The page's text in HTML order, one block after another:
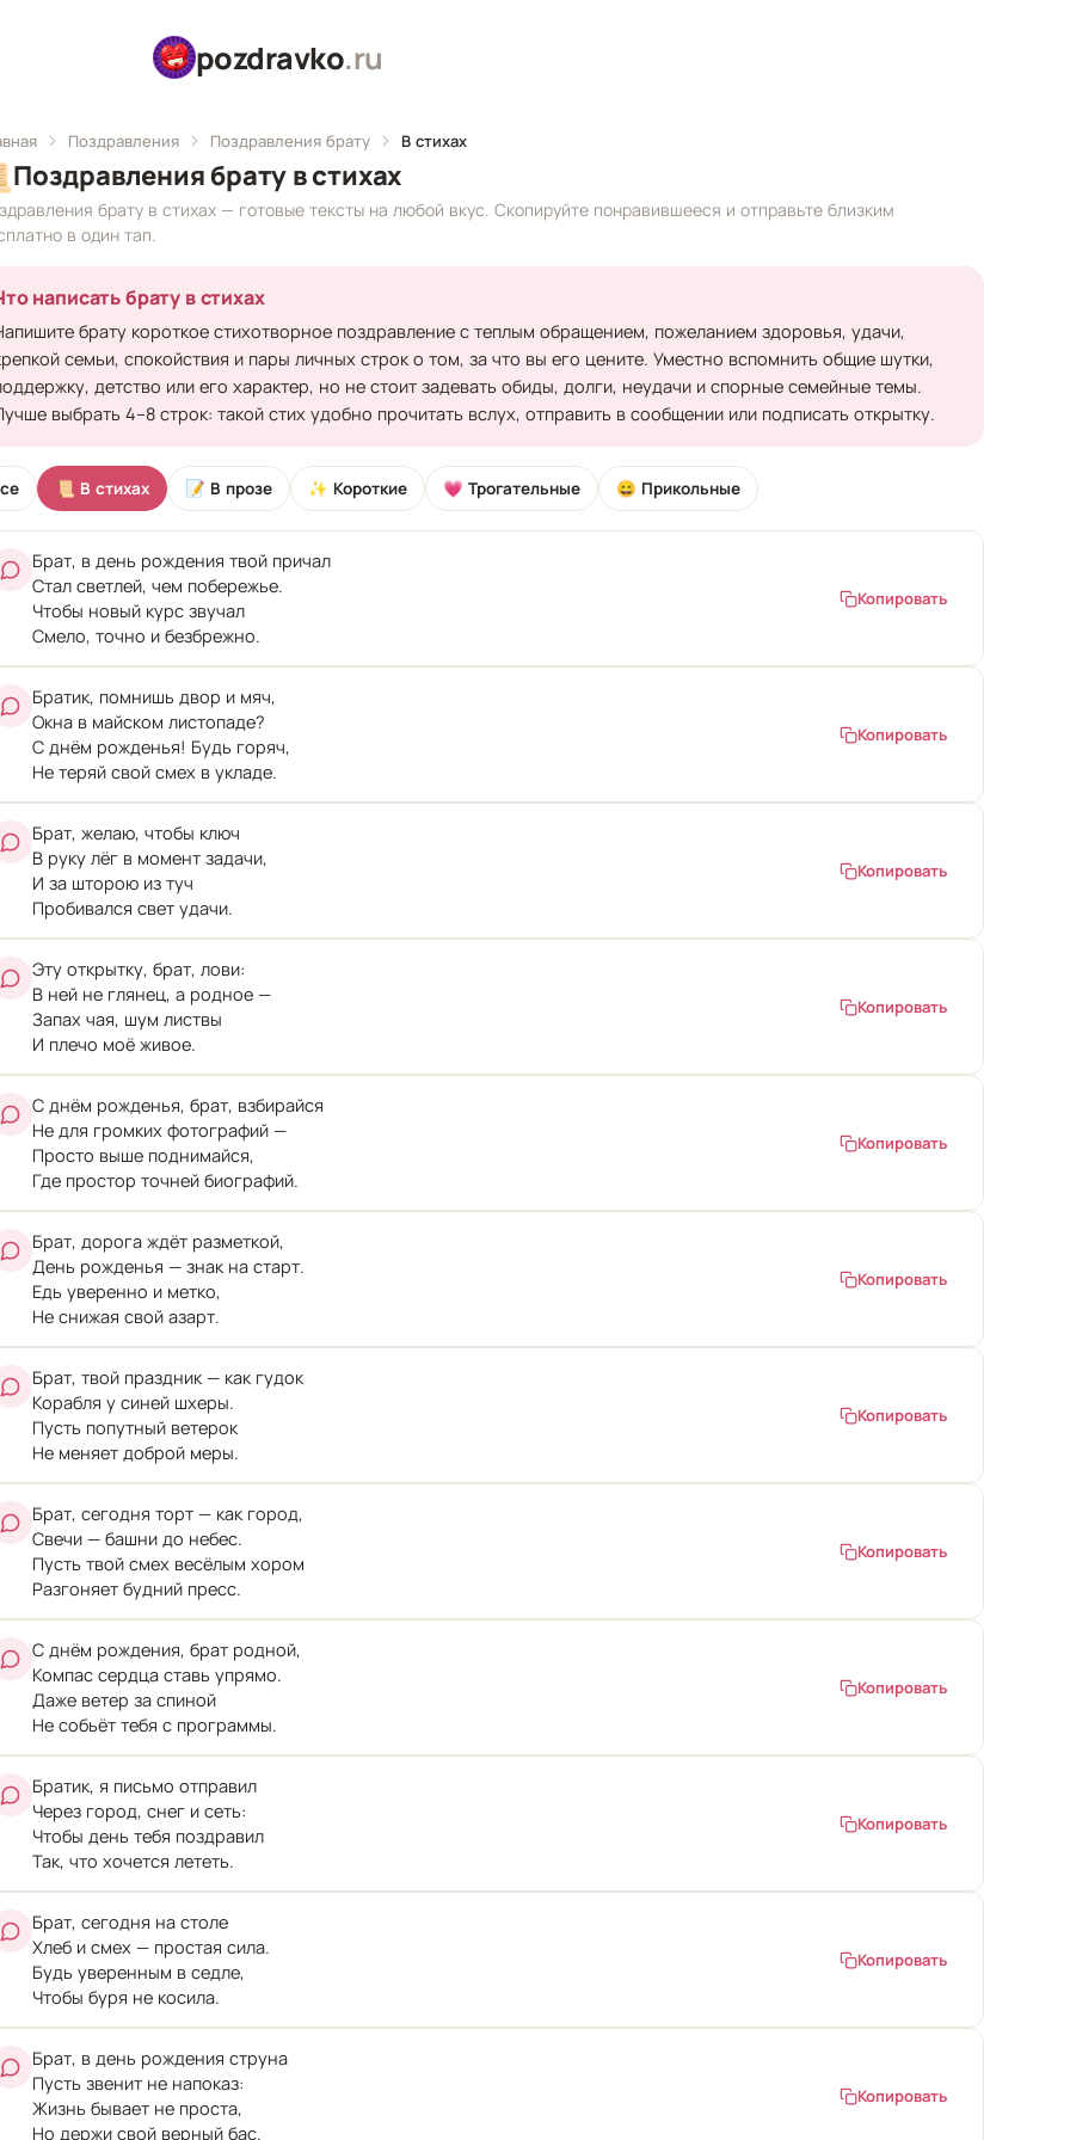
pozdravko.ru
Поздравления Поздравления брату В стихах
Поздравления брату в стихах
брату в стихах — готовые тексты на любой вкус. Скопируйте понравившееся и отправьте близким
в один тап.
написать брату в стихах
брату короткое стихотворное поздравление с теплым обращением, пожеланием здоровья, удачи,
семьи, спокойствия и пары личных строк о том, за что вы его цените. Уместно вспомнить общие шутки,
детство или его характер, но не стоит задевать обиды, долги, неудачи и спорные семейные темы.
выбрать 4–8 строк: такой стих удобно прочитать вслух, отправить в сообщении или подписать открытку.
📜 В стихах 📝 В прозе ✨ Короткие 💗 Трогательные 😄 Прикольные
Брат, в день рождения твой причал
Стал светлей, чем побережье.
Чтобы новый курс звучал
Смело, точно и безбрежно.
Копировать
Братик, помнишь двор и мяч,
Окна в майском листопаде?
С днём рожденья! Будь горяч,
Не теряй свой смех в укладе.
Копировать
Брат, желаю, чтобы ключ
В руку лёг в момент задачи,
И за шторою из туч
Пробивался свет удачи.
Копировать
Эту открытку, брат, лови:
В ней не глянец, а родное —
Запах чая, шум листвы
И плечо моё живое.
Копировать
С днём рожденья, брат, взбирайся
Не для громких фотографий —
Просто выше поднимайся,
Где простор точней биографий.
Копировать
Брат, дорога ждёт разметкой,
День рожденья — знак на старт.
Едь уверенно и метко,
Не снижая свой азарт.
Копировать
Брат, твой праздник — как гудок
Корабля у синей шхеры.
Пусть попутный ветерок
Не меняет доброй меры.
Копировать
Брат, сегодня торт — как город,
Свечи — башни до небес.
Пусть твой смех весёлым хором
Разгоняет будний пресс.
Копировать
С днём рождения, брат родной,
Компас сердца ставь упрямо.
Даже ветер за спиной
Не собьёт тебя с программы.
Копировать
Братик, я письмо отправил
Через город, снег и сеть:
Чтобы день тебя поздравил
Так, что хочется лететь.
Копировать
Брат, сегодня на столе
Хлеб и смех — простая сила.
Будь уверенным в седле,
Чтобы буря не косила.
Копировать
Брат, в день рождения струна
Пусть звенит не напоказ:
Жизнь бывает не проста,
Но держи свой верный бас.
Копировать